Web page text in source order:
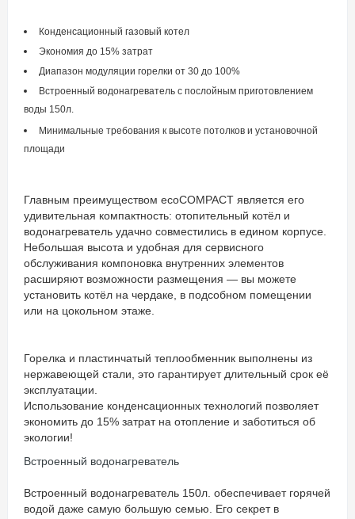
Конденсационный газовый котел
Экономия до 15% затрат
Диапазон модуляции горелки от 30 до 100%
Встроенный водонагреватель с послойным приготовлением
воды 150л.
Минимальные требования к высоте потолков и установочной
площади
Главным преимуществом ecoCOMPACT является его
удивительная компактность: отопительный котёл и
водонагреватель удачно совместились в едином корпусе.
Небольшая высота и удобная для сервисного
обслуживания компоновка внутренних элементов
расширяют возможности размещения — вы можете
установить котёл на чердаке, в подсобном помещении
или на цокольном этаже.
Горелка и пластинчатый теплообменник выполнены из
нержавеющей стали, это гарантирует длительный срок её
эксплуатации.
Использование конденсационных технологий позволяет
экономить до 15% затрат на отопление и заботиться об
экологии!
Встроенный водонагреватель
Встроенный водонагреватель 150л. обеспечивает горячей
водой даже самую большую семью. Его секрет в